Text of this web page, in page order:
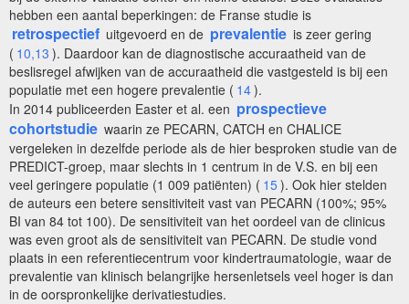
hebben een aantal beperkingen: de Franse studie is
retrospectief uitgevoerd en de prevalentie is zeer gering
( 10,13 ). Daardoor kan de diagnostische accuraatheid van de
beslisregel afwijken van de accuraatheid die vastgesteld is bij een
populatie met een hogere prevalentie ( 14).
In 2014 publiceerden Easter et al. een prospectieve
cohortstudie waarin ze PECARN, CATCH en CHALICE
vergeleken in dezelfde periode als de hier besproken studie van de
PREDICT-groep, maar slechts in 1 centrum in de V.S. en bij een
veel geringere populatie (1 009 patiënten) ( 15). Ook hier stelden
de auteurs een betere sensitiviteit vast van PECARN (100%; 95%
BI van 84 tot 100). De sensitiviteit van het oordeel van de clinicus
was even groot als de sensitiviteit van PECARN. De studie vond
plaats in een referentiecentrum voor kindertraumatologie, waar de
prevalentie van klinisch belangrijke hersenletsels veel hoger is dan
in de oorspronkelijke derivatiestudies.